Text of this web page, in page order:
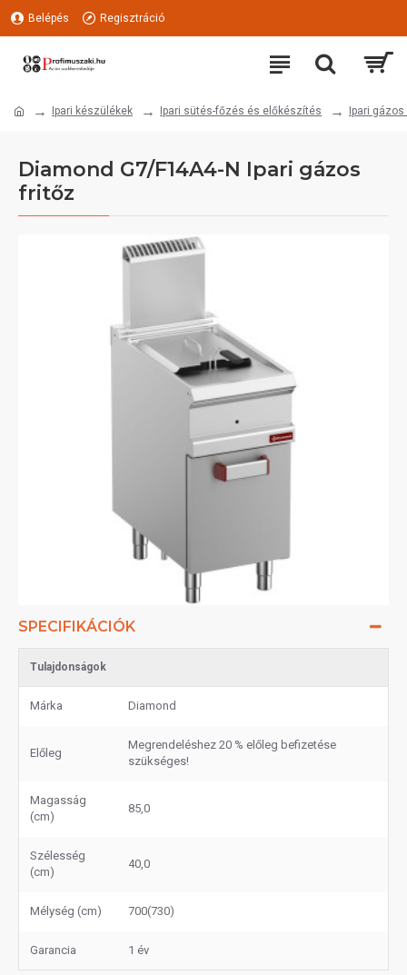
Belépés Regisztráció
Ipari készülékek Ipari sütés-főzés és előkészítés Ipari
Diamond G7/F14A4-N Ipari gázos
fritőz
SPECIFIKÁCIÓK
Tulajdonságok
Márka Diamond
Előleg
Megrendeléshez 20 % előleg befizetése
szükséges!
Magasság
(cm)
85,0
Szélesség
(cm)
40,0
Mélység (cm) 700(730)
Garancia 1 év